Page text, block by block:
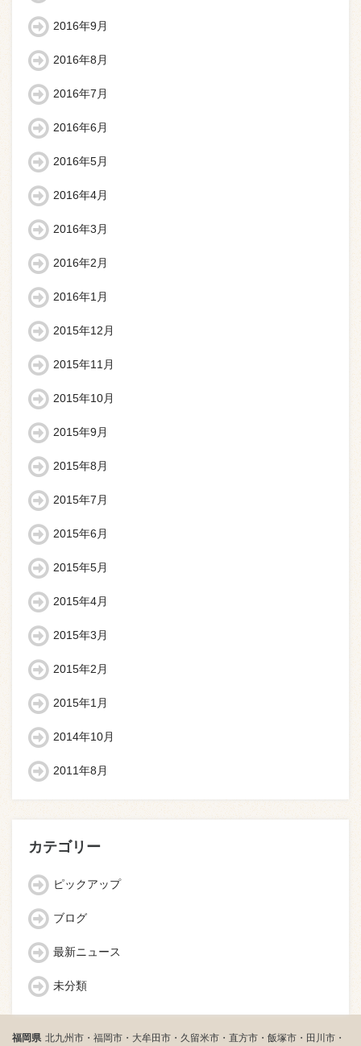
2016年9月
2016年8月
2016年7月
2016年6月
2016年5月
2016年4月
2016年3月
2016年2月
2016年1月
2015年12月
2015年11月
2015年10月
2015年9月
2015年8月
2015年7月
2015年6月
2015年5月
2015年4月
2015年3月
2015年2月
2015年1月
2014年10月
2011年8月
カテゴリー
ピックアップ
ブログ
最新ニュース
未分類
福岡県 北九州市・福岡市・大牟田市・久留米市・直方市・飯塚市・田川市・